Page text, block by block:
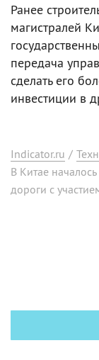
Ранее
магистралей
передача
сделать его
инвестиции в
Indicator.ru /
В Китае
дороги с